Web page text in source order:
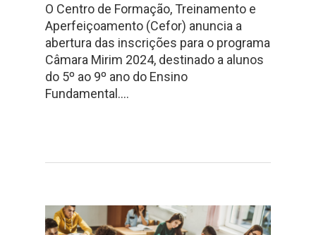
O Centro de Formação, Treinamento e
Aperfeiçoamento (Cefor) anuncia a
abertura das inscrições para o programa
Câmara Mirim 2024, destinado a alunos
do 5º ao 9º ano do Ensino
Fundamental….